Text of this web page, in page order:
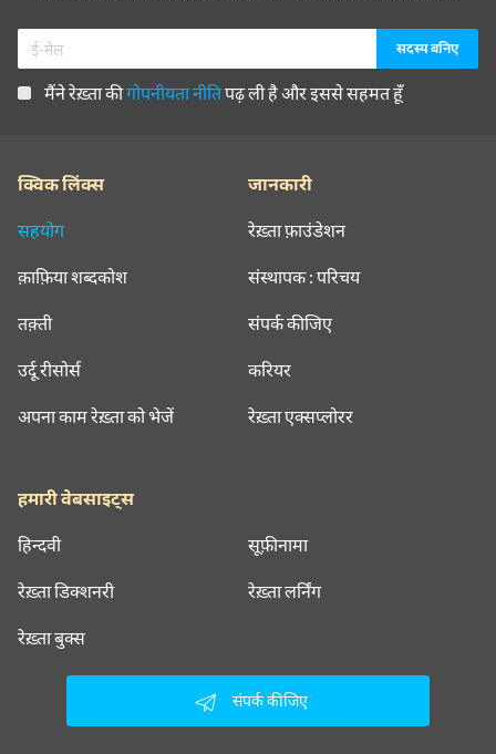
मैंने रेख़्ता कीगोपनीयता नीतिपढ़ ली है और इससे सहमत हूँ
क्विक लिंक्स
सहयोग
क़ाफ़िया शब्दकोश
तक़्ती
उर्दू रीसोर्स
अपना काम रेख़्ता को भेजें
जानकारी
रेख़्ता फ़ाउंडेशन
संस्थापक : परिचय
संपर्क कीजिए
करियर
रेख़्ता एक्सप्लोरर
हमारी वेबसाइट्स
हिन्दवी सूफ़ीनामा
रेख़्ता डिक्शनरी रेख़्ता लर्निंग
रेख़्ता बुक्स
संपर्क कीजिए